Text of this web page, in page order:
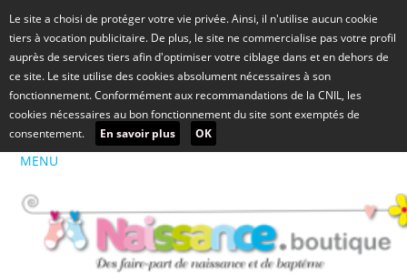
Le site a choisi de protéger votre vie privée. Ainsi, il n'utilise aucun cookie
tiers à vocation publicitaire. De plus, le site ne commercialise pas votre profil
auprès de services tiers afin d'optimiser votre ciblage dans et en dehors de
ce site. Le site utilise des cookies absolument nécessaires à son
fonctionnement. Conformément aux recommandations de la CNIL, les
cookies nécessaires au bon fonctionnement du site sont exemptés de
consentement.
En savoir plus OK
MENU